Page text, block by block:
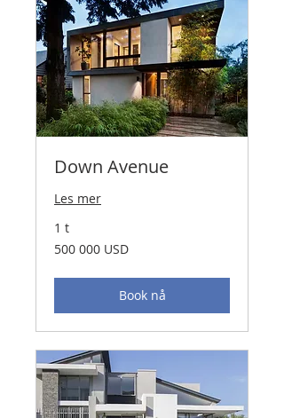
Down Avenue
Les mer
1 t
500 000
amerikanske
500 000 USD
Book nå